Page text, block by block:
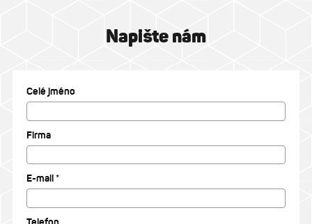
Napište nám
Celé jméno
Firma
E-mail *